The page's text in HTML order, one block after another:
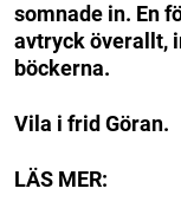
somnade in. En
avtryck överallt,
böckerna.
Vila i frid Göran.
LÄS MER: